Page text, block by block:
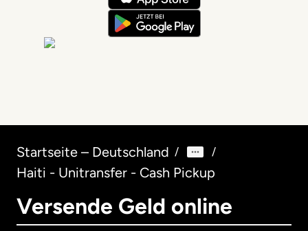
Startseite – Deutschland / /
Haiti - Unitransfer - Cash Pickup
Versende Geld online